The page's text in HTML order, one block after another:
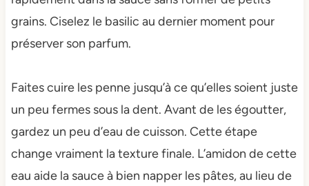
grains. Ciselez le basilic au dernier moment pour
préserver son parfum.
Faites cuire les penne jusqu’à ce qu’elles soient juste
un peu fermes sous la dent. Avant de les égoutter,
gardez un peu d’eau de cuisson. Cette étape
change vraiment la texture finale. L’amidon de cette
eau aide la sauce à bien napper les pâtes, au lieu de